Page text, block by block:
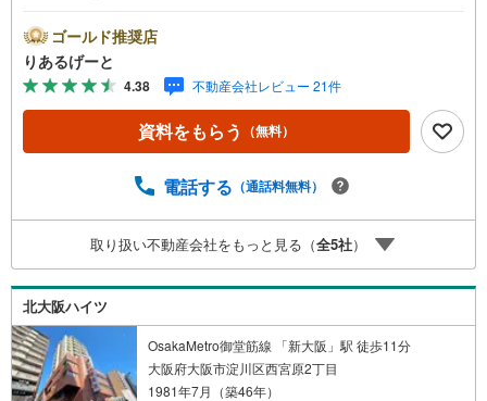
で忙しい朝や遅くなった時に嬉しい！■物件検討中のお客さ
ま！ちょっと見学してみたいだけなどでも内覧可能です！
売主さまの都合等で見学ができない場合がございます。お
気軽に「りあるげーと」までお問合わせ下さい！■「りある
げーと」が選ばれるポイント！■年中休まず営業中！いつで
も対応致します！・営業時間:9:00～21:00上記の時間帯
す！■各種相談、承ります！■【無料送迎】「小さなお子さ
らい」などご相談ください！営業スタッフがご自宅に伺っ
て送迎致します！【リフォーム相談】資格を持った専門ス
タッフがお悩みに合わせてお話をうかがい、お客さまにぴ
ったりの提案を行います！■その他:物件相談、住宅ローン
相談、ご質問、気になること、何でもお気軽にご相談くだ
ゴールド推奨店
りあるげーと
4.38 不動産会社レビュー 21件
資料をもらう （無料）
電話する （通話料無料）
取り扱い不動産会社をもっと見る（全5社）
北大阪ハイツ
OsakaMetro御堂筋線 「新大阪」駅 徒歩11分
大阪府大阪市淀川区西宮原2丁目
1981年7月（築46年）